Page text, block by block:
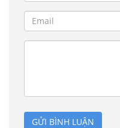
GỬI BÌNH LUẬN